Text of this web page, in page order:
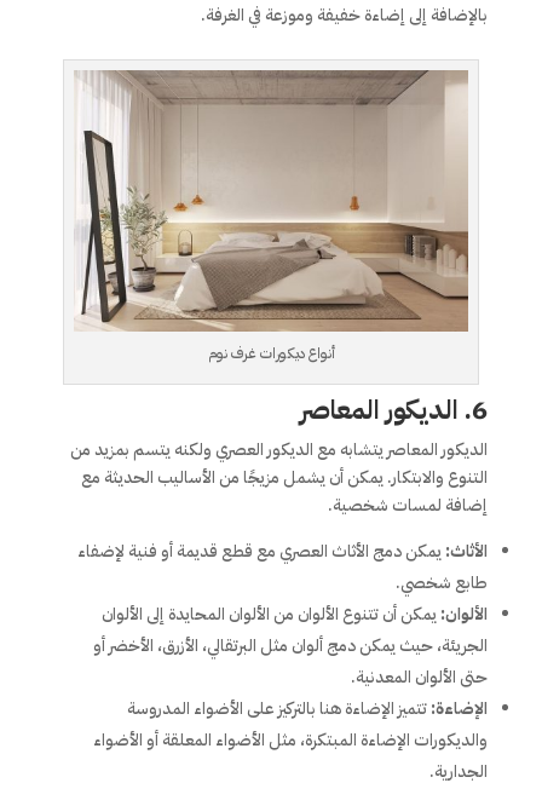
بالإضافة إلى إضاءة خفيفة وموزعة في الغرفة.
أنواع ديكورات غرف نوم
6. الديكور المعاصر
الديكور المعاصر يتشابه مع الديكور العصري ولكنه يتسم بمزيد من
التنوع والابتكار. يمكن أن يشمل مزيجًا من الأساليب الحديثة مع
إضافة لمسات شخصية.
الأثاث:يمكن دمج الأثاث العصري مع قطع قديمة أو فنية لإضفاء
طابع شخصي.
الألوان:يمكن أن تتنوع الألوان من الألوان المحايدة إلى الألوان
الجريئة، حيث يمكن دمج ألوان مثل البرتقالي، الأزرق، الأخضر أو
حتى الألوان المعدنية.
الإضاءة:تتميز الإضاءة هنا بالتركيز على الأضواء المدروسة
والديكورات الإضاءة المبتكرة، مثل الأضواء المعلقة أو الأضواء
الجدارية.